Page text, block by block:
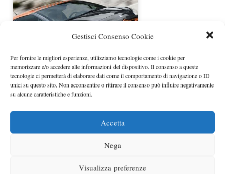
Gestisci Consenso Cookie
Per fornire le migliori esperienze, utilizziamo tecnologie come i cookie per
memorizzare e/o accedere alle informazioni del dispositivo. Il consenso a queste
tecnologie ci permetterà di elaborare dati come il comportamento di navigazione o ID
unici su questo sito. Non acconsentire o ritirare il consenso può influire negativamente
su alcune caratteristiche e funzioni.
Accetta
Nega
Visualizza preferenze
Citroen DS3 Racing prezzo